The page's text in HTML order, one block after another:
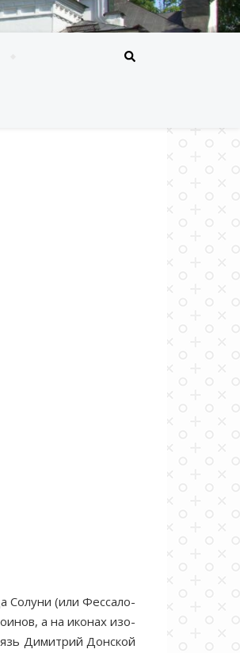
Со­лу­ни (или Фес­са­ло­
а на ико­нах изо­
Ди­мит­рий Дон­ской